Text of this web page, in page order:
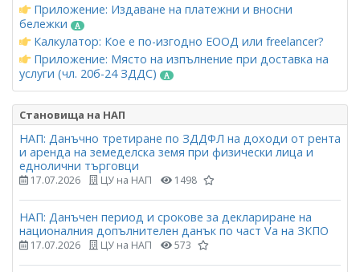
Приложение: Издаване на платежни и вносни
бележки
Калкулатор: Кое е по-изгодно ЕООД или freelancer?
Приложение: Място на изпълнение при доставка на
услуги (чл. 20б-24 ЗДДС)
Становища на НАП
НАП: Данъчно третиране по ЗДДФЛ на доходи от рента
и аренда на земеделска земя при физически лица и
еднолични търговци
17.07.2026 ЦУ на НАП 1498
НАП: Данъчен период и срокове за деклариране на
националния допълнителен данък по част Vа на ЗКПО
17.07.2026 ЦУ на НАП 573